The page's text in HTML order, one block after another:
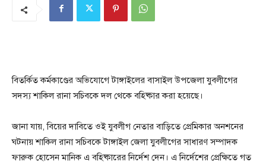
বিতর্কিত কর্মকাণ্ডের অভিযোগে টাঙ্গাইলের বাসাইল উপজেলা যুবলীগের
সদস্য শাকিল রানা সচিবকে দল থেকে বহিষ্কার করা হয়েছে।
জানা যায়, বিয়ের দাবিতে ওই যুবলীগ নেতার বাড়িতে প্রেমিকার অনশনের
ঘটনায় শাকিল রানা সচিবকে টাঙ্গাইল জেলা যুবলীগের সাধারণ সম্পাদক
ফারুক হোসেন মানিক এ বহিষ্কারের নির্দেশ দেন। এ নির্দেশের প্রেক্ষিতে গত